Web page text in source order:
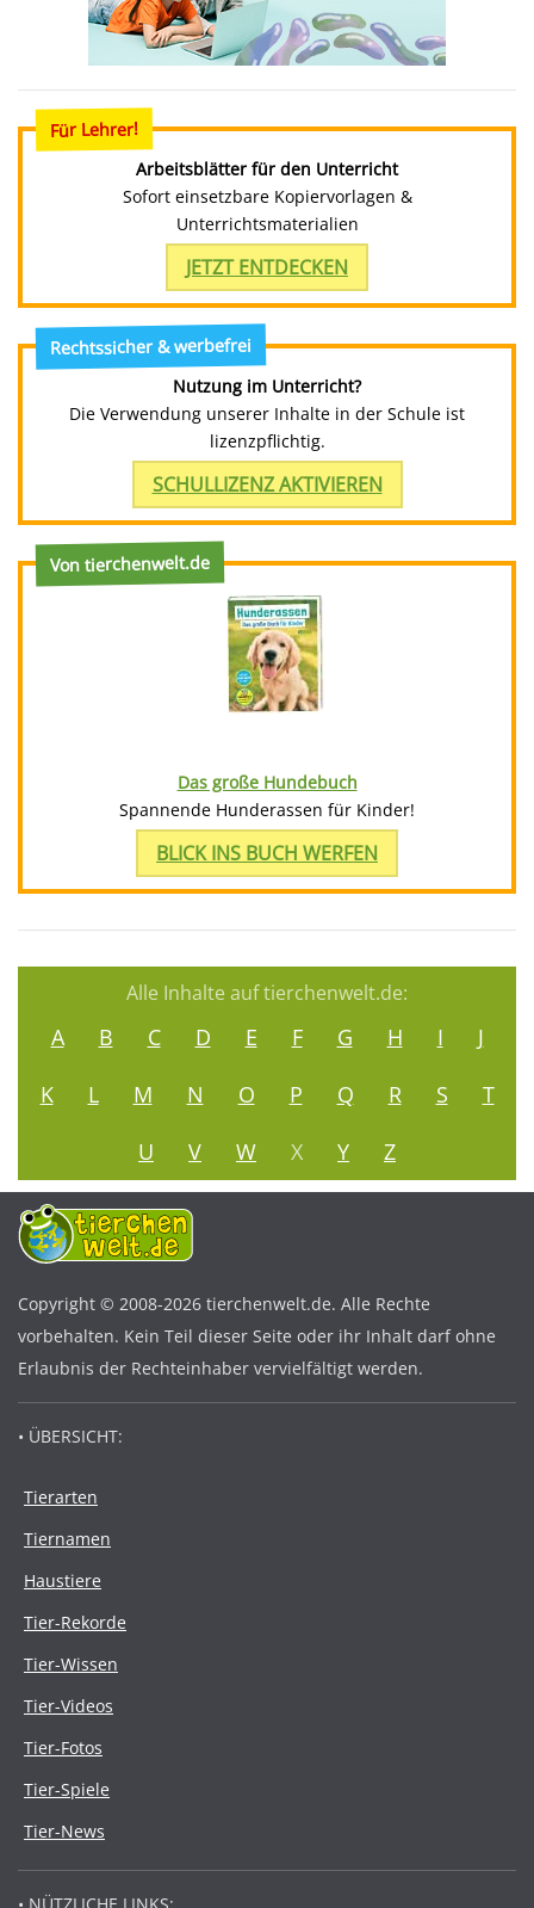
Für Lehrer!
Arbeitsblätter für den Unterricht
Sofort einsetzbare Kopiervorlagen &
Unterrichtsmaterialien
JETZT ENTDECKEN
Rechtssicher & werbefrei
Nutzung im Unterricht?
Die Verwendung unserer Inhalte in der Schule ist
lizenzpflichtig.
SCHULLIZENZ AKTIVIEREN
Von tierchenwelt.de
Das große Hundebuch
Spannende Hunderassen für Kinder!
BLICK INS BUCH WERFEN
Alle Inhalte auf tierchenwelt.de:
A B C D E F G H I
J
K
L M N O P Q R S
T
U
V W X Y Z
Copyright © 2008-2026 tierchenwelt.de. Alle Rechte
vorbehalten. Kein Teil dieser Seite oder ihr Inhalt darf ohne
Erlaubnis der Rechteinhaber vervielfältigt werden.
• ÜBERSICHT:
Tierarten
Tiernamen
Haustiere
Tier-Rekorde
Tier-Wissen
Tier-Videos
Tier-Fotos
Tier-Spiele
Tier-News